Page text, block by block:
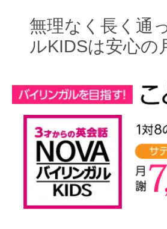
無理なく長く通
ルKIDSは安心の